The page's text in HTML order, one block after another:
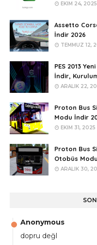
EKIM 24, 2025
Assetto
İndir 2026
TEMMUZ 12,
PES 2013
İndir,
ARALIK 22,
Proton Bus
Modu İndir
EKIM 31, 2025
Proton Bus
Otobüs
ARALIK 30,
Anonymous
dopru değl